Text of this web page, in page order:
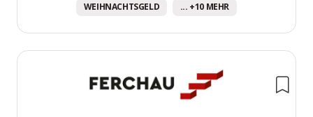
WEIHNACHTSGELD ... +10 MEHR